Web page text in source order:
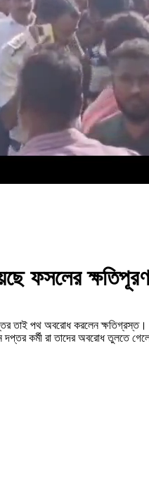
ফসলের
তাই পথ অবরোধ করলেন ক্ষতিগ্রস্ত।
কর্মী রা তাদের অবরোধ তুলতে গেলে